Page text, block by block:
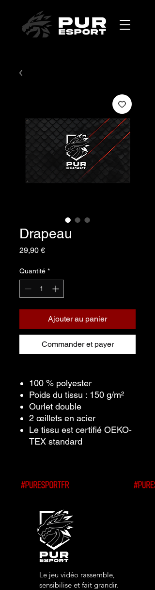
Drapeau
29,90 €Prix
Quantité *
Ajouter au panier
Commander et payer
100 % polyester
Poids du tissu : 150 g/m²
Ourlet double
2 œillets en acier
Le tissu est certifié OEKO-
TEX standard
Le jeu vidéo rassemble,
sensibilise et fait grandir.